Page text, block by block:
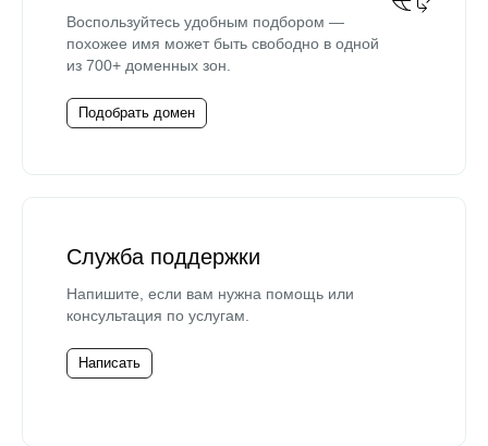
Воспользуйтесь удобным подбором —
похожее имя может быть свободно в одной
из 700+ доменных зон.
Подобрать домен
Служба поддержки
Напишите, если вам нужна помощь или
консультация по услугам.
Написать